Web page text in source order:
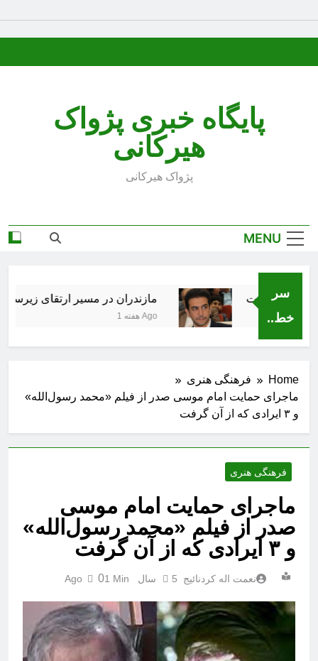
پایگاه خبری پژواک
هیرکانی
پژواک هیرکانی
MENU
سر
خط..
مازندران در مسیر ارتقای
1 هفته Ago
کذب است
Home
فرهنگی هنری
ماجرای حمایت امام موسی صدر از فیلم «محمد رسول‌الله»
و ۳ ایرادی که از آن گرفت
فرهنگی هنری
ماجرای حمایت امام موسی
صدر از فیلم «محمد رسول‌الله»
و ۳ ایرادی که از آن گرفت
نعمت اله کردنائیج 5 سال Ago 01 Min